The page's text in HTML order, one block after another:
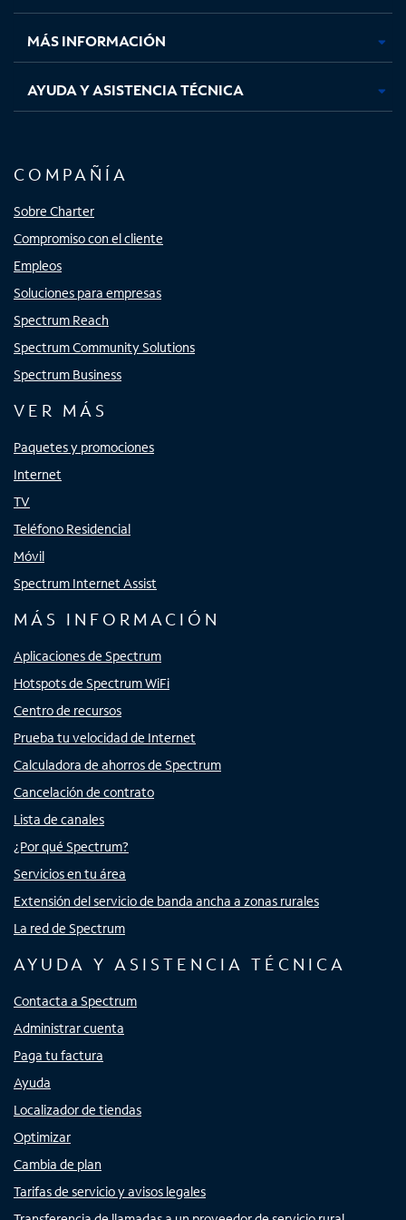
nuevanuevanuevanueva
MÁS INFORMACIÓN
AYUDA Y ASISTENCIA TÉCNICA
COMPAÑÍA
Sobre Charter
Compromiso con el cliente
Empleos
Soluciones para empresas
Spectrum Reach
Spectrum Community Solutions
Spectrum Business
VER MÁS
Paquetes y promociones
Internet
TV
Teléfono Residencial
Móvil
Spectrum Internet Assist
MÁS INFORMACIÓN
Aplicaciones de Spectrum
Hotspots de Spectrum WiFi
Centro de recursos
Prueba tu velocidad de Internet
Calculadora de ahorros de Spectrum
Cancelación de contrato
Lista de canales
¿Por qué Spectrum?
Servicios en tu área
Extensión del servicio de banda ancha a zonas rurales
La red de Spectrum
AYUDA Y ASISTENCIA TÉCNICA
Contacta a Spectrum
Administrar cuenta
Paga tu factura
Ayuda
Localizador de tiendas
Optimizar
Cambia de plan
Tarifas de servicio y avisos legales